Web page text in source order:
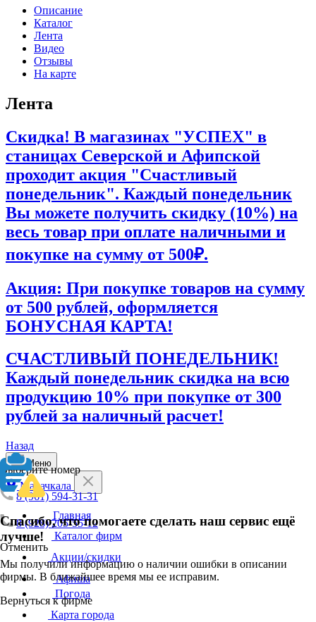
Описание
Каталог
Лента
Видео
Отзывы
На карте
Лента
Скидка! В магазинах "УСПЕХ" в
станицах Северской и Афипской
проходит акция "Счастливый
понедельник". Каждый понедельник
Вы можете получить скидку (10%) на
весь товар при оплате наличными и
покупке на сумму от 500₽.
Акция: При покупке товаров на сумму
от 500 рублей, оформляется
БОНУСНАЯ КАРТА!
СЧАСТЛИВЫЙ ПОНЕДЕЛЬНИК!
Каждый понедельник скидка на всю
продукцию 10% при покупке от 300
рублей за наличный расчет!
Назад
Выберите номер
8 (961) 594-31-31
8 (928) 205-55-12
Отменить
Спасибо, что помогаете сделать наш сервис ещё
лучше!
Мы получили информацию о наличии ошибки в описании
фирмы. В ближайшее время мы ее исправим.
Вернуться к фирме
Меню
Махачкала
Главная
Каталог фирм
Акции/скидки
Афиша
Погода
Карта города